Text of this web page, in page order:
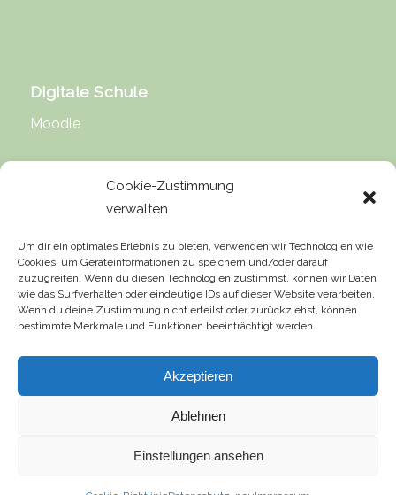
Cookie-Zustimmung
verwalten
Um dir ein optimales Erlebnis zu bieten, verwenden wir Technologien wie
Cookies, um Geräteinformationen zu speichern und/oder darauf
zuzugreifen. Wenn du diesen Technologien zustimmst, können wir Daten
wie das Surfverhalten oder eindeutige IDs auf dieser Website verarbeiten.
Wenn du deine Zustimmung nicht erteilst oder zurückziehst, können
bestimmte Merkmale und Funktionen beeinträchtigt werden.
Akzeptieren
Ablehnen
Einstellungen ansehen
Digitale Schule
Moodle
Rechtliche Hinweise
Impressum
Datenschutz